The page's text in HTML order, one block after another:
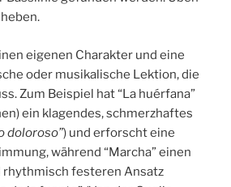
eigenen Charakter und eine
oder musikalische Lektion, die
Zum Beispiel hat “La huérfana”
ein klagendes, schmerzhaftes
doloroso”) und erforscht eine
während “Marcha” einen
festeren Ansatz